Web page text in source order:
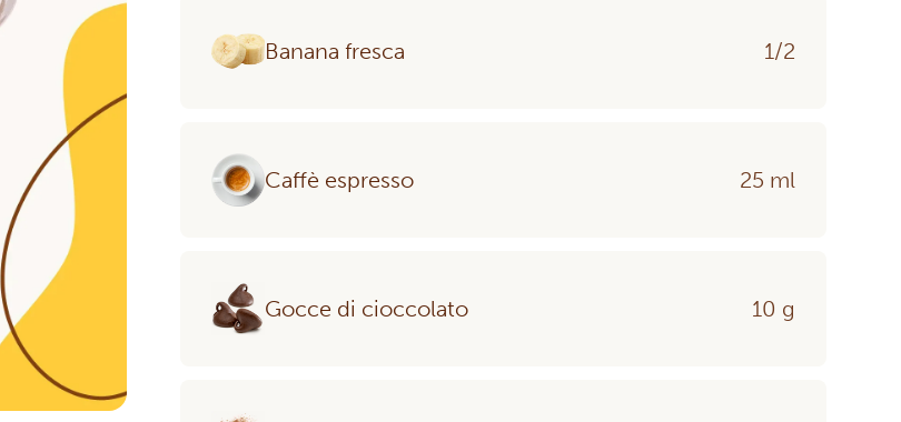
Banana fresca 1/2
Caffè espresso 25 ml
Gocce di cioccolato 10 g